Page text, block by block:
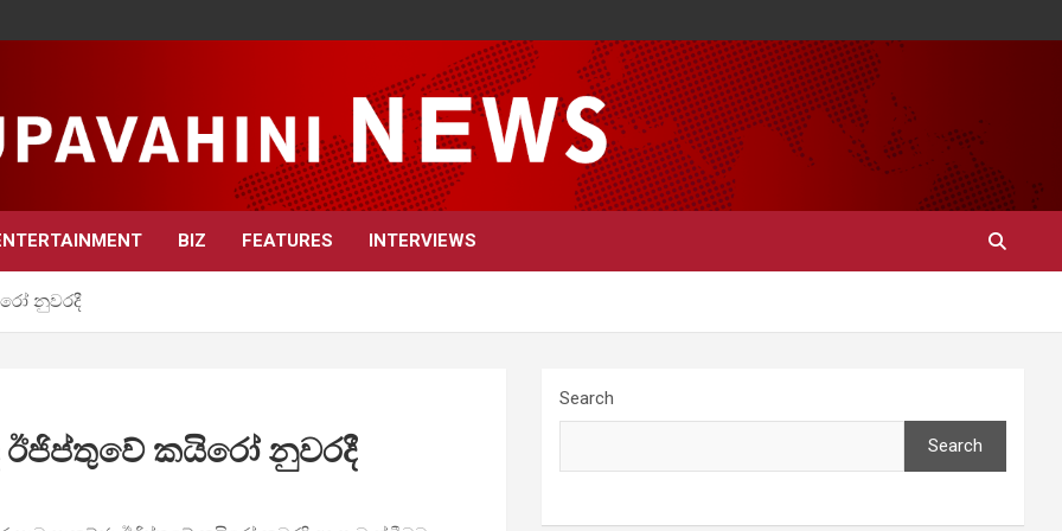
BIZ FEATURES INTERVIEWS
නුවරදී
ඊජිප්තුවේ කයිරෝ නුවරදී
Search
Search